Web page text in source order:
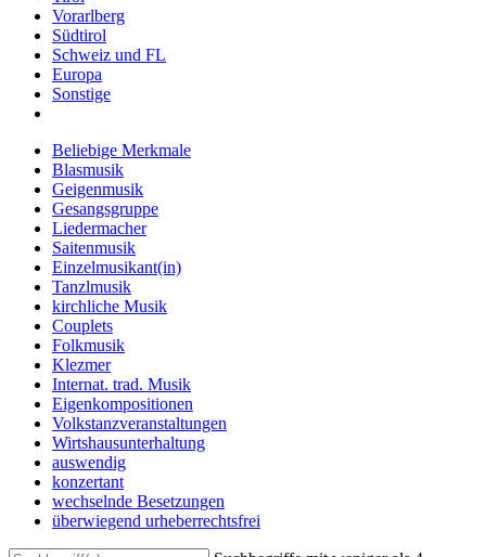
Vorarlberg
Südtirol
Schweiz und FL
Europa
Sonstige
Beliebige Merkmale
Blasmusik
Geigenmusik
Gesangsgruppe
Liedermacher
Saitenmusik
Einzelmusikant(in)
Tanzlmusik
kirchliche Musik
Couplets
Folkmusik
Klezmer
Internat. trad. Musik
Eigenkompositionen
Volkstanzveranstaltungen
Wirtshausunterhaltung
auswendig
konzertant
wechselnde Besetzungen
überwiegend urheberrechtsfrei